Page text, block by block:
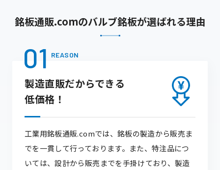
銘板通販.comのバルブ銘板が選ばれる理由
01 REASON
製造直販だからできる
低価格！
工業用銘板通販.comでは、銘板の製造から販売ま
でを一貫して行っております。また、特注品につ
いては、設計から販売までを手掛けており、製造